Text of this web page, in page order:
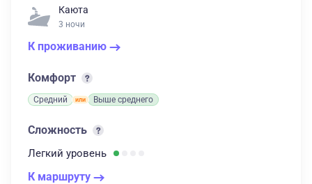
Каюта
3 ночи
К проживанию
Комфорт
Средний Выше среднего
Сложность
Легкий уровень
К маршруту